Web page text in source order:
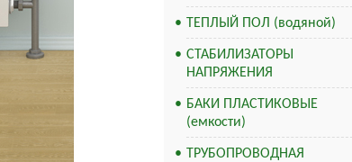
ТЕПЛЫЙ ПОЛ (водяной)
СТАБИЛИЗАТОРЫ
НАПРЯЖЕНИЯ
БАКИ ПЛАСТИКОВЫЕ
(емкости)
ТРУБОПРОВОДНАЯ